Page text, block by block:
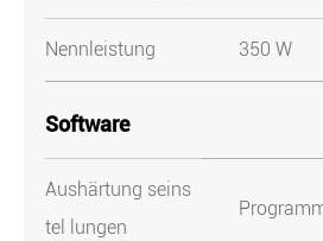
Nennleistung 350 W
Software
Aushärtung seins
tel lungen